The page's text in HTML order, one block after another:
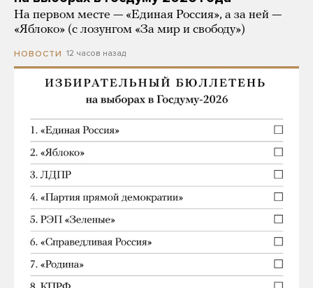
На первом месте — «Единая Россия», а за ней —
«Яблоко» (с лозунгом «За мир и свободу»)
НОВОСТИ 12 часов назад